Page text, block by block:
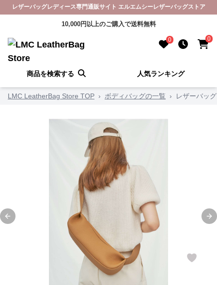
レザーバッグレディース専門通販サイト エルエムシーレザーバッグストア
10,000円以上のご購入で送料無料
0 0
商品を検索する 人気ランキング
LMC LeatherBag Store TOP › ボディバッグの一覧 › レザーバッ
Previous slide